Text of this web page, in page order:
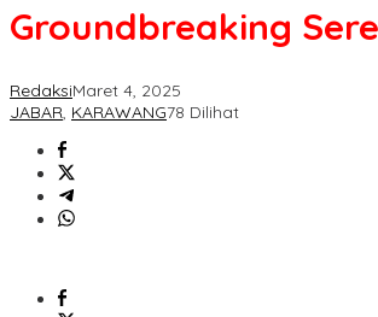
Groundbreaking
RedaksiMaret 4, 2025
JABAR, KARAWANG78 Dilihat